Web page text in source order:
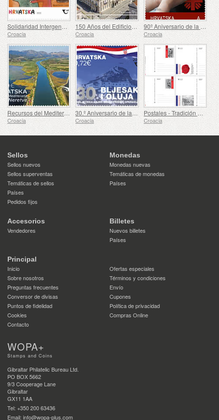
Solidaridad Intergeneracional (C)
Croacia
150 Años del Edificio del Teatro Nacional de Croacia en Varazdin
Croacia
90º Aniversario de la Creación de Cáritas de la Arquidiócesis de Zagreb (C)
Croacia
Recursos del Mediterráneo - El Delta del Neretva (C)
Croacia
30.º Aniversario de las Operaciones Militares y Policiales Flash and Storm (C)
Croacia
Postales - Tradición Militar Croata
Croacia
Sellos
Sellos nuevos
Sellos superventas
Temáticas de sellos
Países
Pedidos fijos
Monedas
Monedas nuevas
Temáticas de monedas
Países
Accesorios
Vendedores
Billetes
Nuevos billetes
Países
Principal
Inicio
Ofertas especiales
Sobre nosotros
Términos y condiciones
Preguntas frecuentes
Envío
Conversor de divisas
Cupones
Puntos de fidelidad
Política de privacidad
Cookies
Compras Online
Contacto
WOPA+
Stamps and Coins
Gibraltar Philatelic Bureau Ltd.
PO BOX 5662
9/3 Cooperage Lane
Gibraltar
GX11 1AA
Tel: +350 200 63436
Email: info@wopa-plus.com